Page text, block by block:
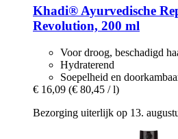
Khadi® Ayurvedische
Revolution, 200 ml
Voor droog, beschadigd
Hydraterend
Soepelheid en
€ 16,09 (€ 80,45 / l)
Bezorging uiterlijk op 13.